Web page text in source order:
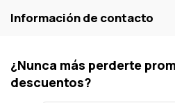
Información de contacto
¿Nunca más perderte
descuentos?